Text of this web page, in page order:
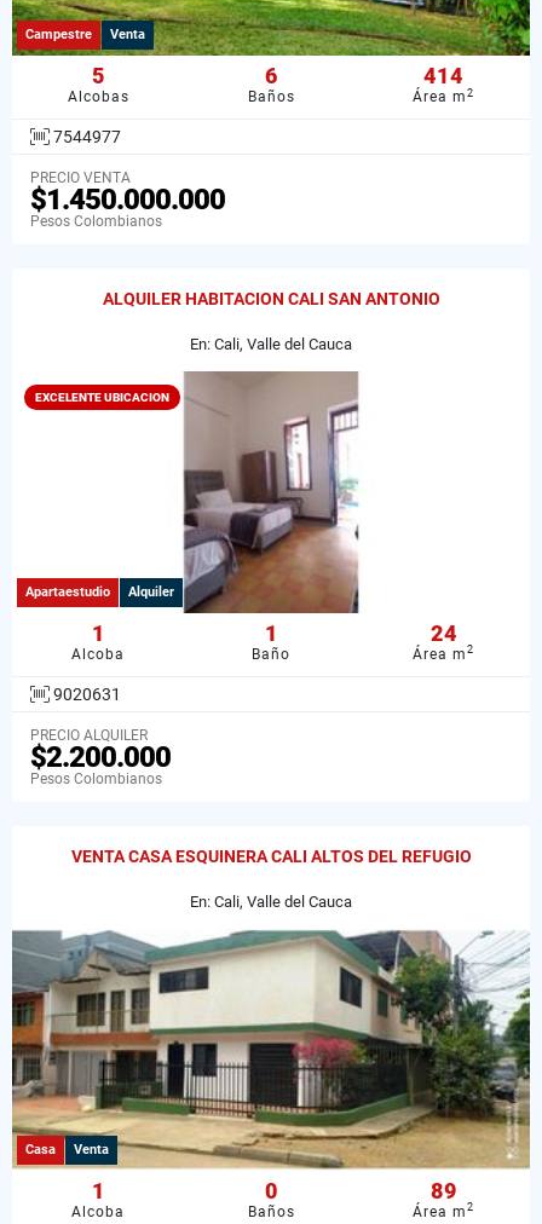
Campestre Venta
5
Alcobas
6
Baños
414
Área m2
7544977
PRECIO VENTA
$1.450.000.000
Pesos Colombianos
ALQUILER HABITACION CALI SAN ANTONIO
En: Cali, Valle del Cauca
EXCELENTE UBICACION
Apartaestudio Alquiler
1
Alcoba
1
Baño
24
Área m2
9020631
PRECIO ALQUILER
$2.200.000
Pesos Colombianos
VENTA CASA ESQUINERA CALI ALTOS DEL REFUGIO
En: Cali, Valle del Cauca
Casa Venta
1
Alcoba
0
Baños
89
Área m2